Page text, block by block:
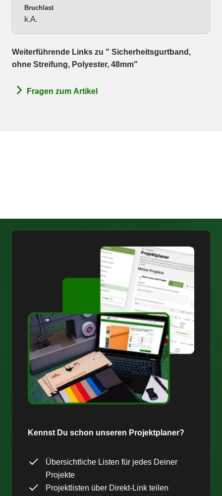
Bruchlast
k.A.
Weiterführende Links zu " Sicherheitsgurtband,
ohne Streifung, Polyester, 48mm"
Fragen zum Artikel
Kennst Du schon unseren Projektplaner?
Übersichtliche Listen für jedes Deiner
Projekte
Projektlisten über Direkt-Link teilen